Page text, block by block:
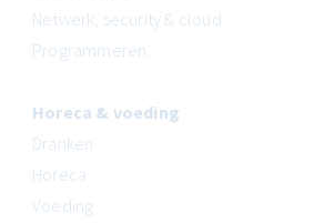
Netwerk, security & cloud
Programmeren
Horeca & voeding
Dranken
Horeca
Voeding